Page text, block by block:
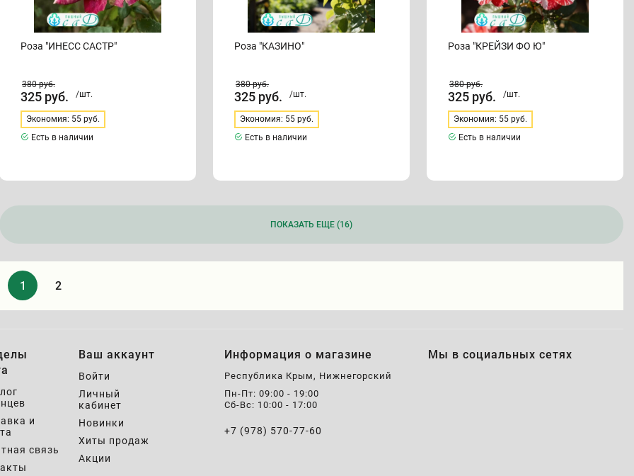
Роза "ИНЕСС САСТР"
380руб.
325 руб. /шт.
Экономия: 55 руб.
Есть в наличии
Роза "КАЗИНО"
380руб.
325 руб. /шт.
Экономия: 55 руб.
Есть в наличии
Роза "КРЕЙЗИ ФО Ю"
380руб.
325 руб. /шт.
Экономия: 55 руб.
Есть в наличии
ПОКАЗАТЬ ЕЩЕ (16)
1 2
и
связь
Ваш аккаунт
Войти
Личный
кабинет
Новинки
Хиты продаж
Акции
Информация о магазине
Республика Крым, Нижнегорский
Пн-Пт: 09:00 - 19:00
Сб-Вс: 10:00 - 17:00
+7 (978) 570-77-60
Мы в социальных сетях